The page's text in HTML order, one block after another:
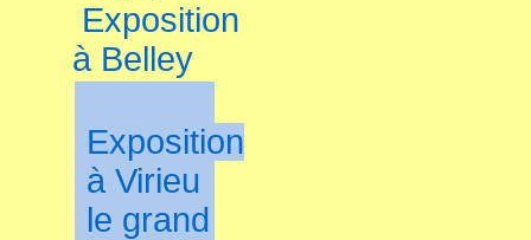
Exposition
à Belley
Exposition
à Virieu
le grand